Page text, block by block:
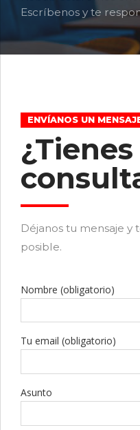
Escríbenos y te
ENVÍANOS UN
Déjanos tu mensaje
posible.
Nombre (obligatorio)
Tu email (obligatorio)
Asunto